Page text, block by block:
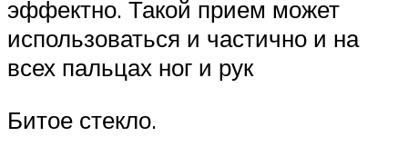
эффектно. Такой прием может
использоваться и частично и на
всех пальцах ног и рук
Битое стекло.